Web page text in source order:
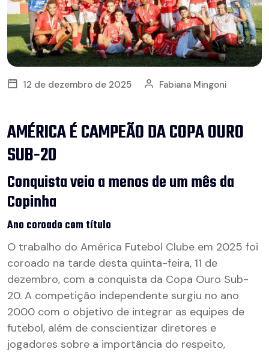
12 de dezembro de 2025 Fabiana Mingoni
AMÉRICA É CAMPEÃO DA COPA OURO
SUB-20
Conquista veio a menos de um mês da
Copinha
Ano coroado com título
O trabalho do América Futebol Clube em 2025 foi
coroado na tarde desta quinta-feira, 11 de
dezembro, com a conquista da Copa Ouro Sub-
20. A competição independente surgiu no ano
2000 com o objetivo de integrar as equipes de
futebol, além de conscientizar diretores e
jogadores sobre a importância do respeito,